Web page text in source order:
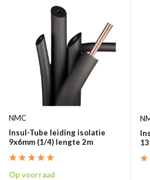
NMC
Insul-Tube leiding isolatie
9x6mm (1/4) lengte 2m
Op voorraad